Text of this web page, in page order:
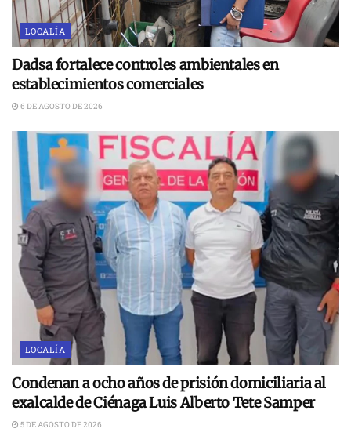
LOCALÍA
Dadsa fortalece controles ambientales en
establecimientos comerciales
6 DE AGOSTO DE 2026
LOCALÍA
Condenan a ocho años de prisión domiciliaria al
exalcalde de Ciénaga Luis Alberto Tete Samper
5 DE AGOSTO DE 2026